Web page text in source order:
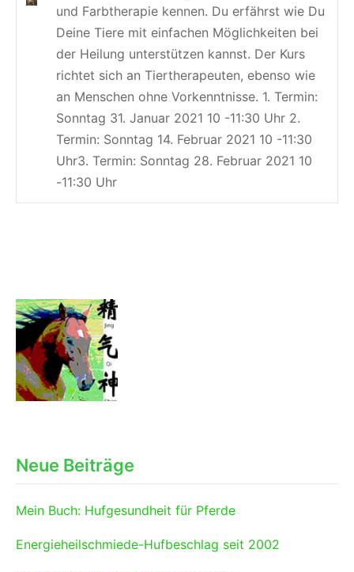
und Farbtherapie kennen. Du erfährst wie Du
Deine Tiere mit einfachen Möglichkeiten bei
der Heilung unterstützen kannst. Der Kurs
richtet sich an Tiertherapeuten, ebenso wie
an Menschen ohne Vorkenntnisse. 1. Termin:
Sonntag 31. Januar 2021 10 -11:30 Uhr 2.
Termin: Sonntag 14. Februar 2021 10 -11:30
Uhr3. Termin: Sonntag 28. Februar 2021 10
-11:30 Uhr
Neue Beiträge
Mein Buch: Hufgesundheit für Pferde
Energieheilschmiede-Hufbeschlag seit 2002